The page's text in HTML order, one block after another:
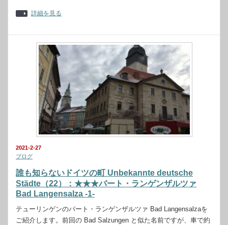
詳細を見る
2021-2-27
ブログ
誰も知らないドイツの町 Unbekannte deutsche
Städte（22）：★★★バート・ランゲンザルツァ
Bad Langensalza -1-
テューリンゲンのバート・ランゲンザルツァ Bad Langensalzaを
ご紹介します。前回の Bad Salzungen と似た名前ですが、車で約